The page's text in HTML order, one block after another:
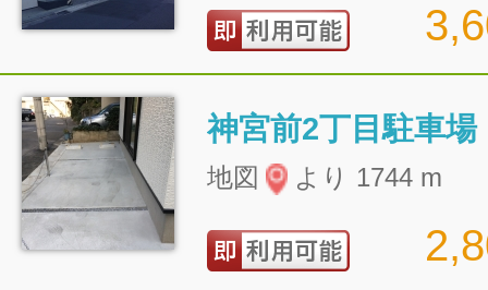
神宮前2丁目駐車場
地図 より 1744 m